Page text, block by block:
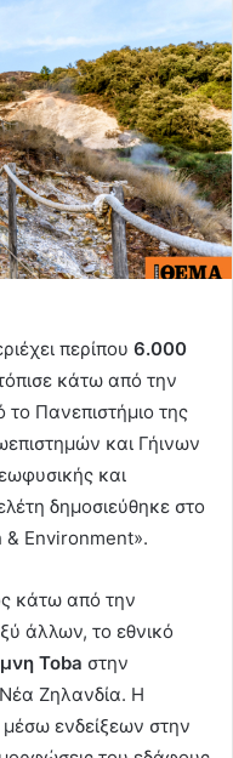
περίπου 6.000
κάτω από την
Πανεπιστήμιο της
και Γήινων
και
δημοσιεύθηκε στο
& Environment».
κάτω από την
άλλων, το εθνικό
Toba στην
Ζηλανδία. Η
ενδείξεων στην